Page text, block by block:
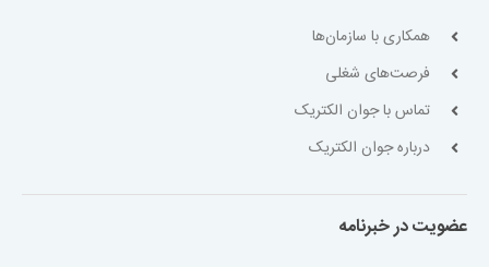
همکاری با سازمان‌ها
فرصت‌های شغلی
تماس با جوان الکتریک
درباره جوان الکتریک
عضویت در خبرنامه